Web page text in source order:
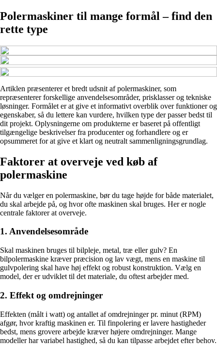
Polermaskiner til mange formål – find den
rette type
Artiklen præsenterer et bredt udsnit af polermaskiner, som
repræsenterer forskellige anvendelsesområder, prisklasser og tekniske
løsninger. Formålet er at give et informativt overblik over funktioner og
egenskaber, så du lettere kan vurdere, hvilken type der passer bedst til
dit projekt. Oplysningerne om produkterne er baseret på offentligt
tilgængelige beskrivelser fra producenter og forhandlere og er
opsummeret for at give et klart og neutralt sammenligningsgrundlag.
Faktorer at overveje ved køb af
polermaskine
Når du vælger en polermaskine, bør du tage højde for både materialet,
du skal arbejde på, og hvor ofte maskinen skal bruges. Her er nogle
centrale faktorer at overveje.
1. Anvendelsesområde
Skal maskinen bruges til bilpleje, metal, træ eller gulv? En
bilpolermaskine kræver præcision og lav vægt, mens en maskine til
gulvpolering skal have høj effekt og robust konstruktion. Vælg en
model, der er udviklet til det materiale, du oftest arbejder med.
2. Effekt og omdrejninger
Effekten (målt i watt) og antallet af omdrejninger pr. minut (RPM)
afgør, hvor kraftig maskinen er. Til finpolering er lavere hastigheder
bedst, mens grovere arbejde kræver højere omdrejninger. Mange
modeller har variabel hastighed, så du kan tilpasse arbejdet efter behov.